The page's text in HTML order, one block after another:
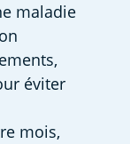
maladie
éviter
mois,